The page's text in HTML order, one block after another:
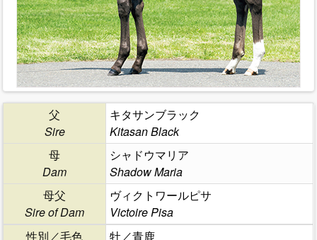
父
Sire
キタサンブラック
Kitasan Black
母
Dam
シャドウマリア
Shadow Maria
母父
Sire of Dam
ヴィクトワールピサ
Victoire Pisa
性別／毛色
牡／青鹿